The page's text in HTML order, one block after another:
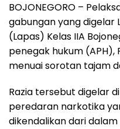
BOJONEGORO –
gabungan yang digelar
(Lapas) Kelas IIA
penegak hukum (APH),
menuai sorotan tajam
Razia tersebut digelar
peredaran narkotika
dikendalikan dari dalam